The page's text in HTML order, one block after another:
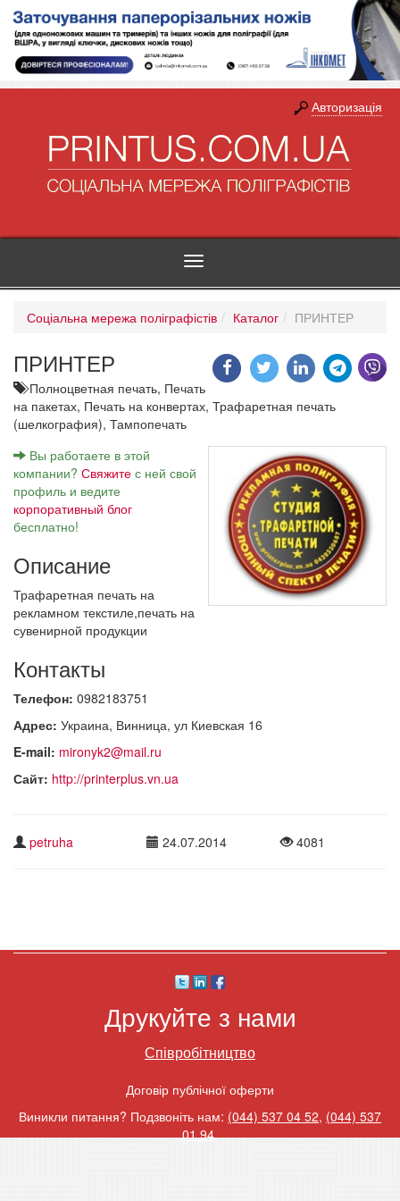
Авторизація
Toggle
Соціальна мережа поліграфістів Каталог ПРИНТЕР
ПРИНТЕР
Полноцветная печать, Печать
на пакетах, Печать на конвертах, Трафаретная печать
(шелкография), Тампопечать
Вы работаете в этой
компании? Свяжите с ней свой
профиль и ведите
корпоративный блог
бесплатно!
Описание
Трафаретная печать на
рекламном текстиле,печать на
сувенирной продукции
Контакты
Телефон: 0982183751
Адрес: Украина, Винница, ул Киевская 16
E-mail: mironyk2@mail.ru
Сайт: http://printerplus.vn.ua
petruha 24.07.2014 4081
Друкуйте з нами
Співробітництво
Договір публічної оферти
Виникли питання? Подзвоніть нам: (044) 537 04 52, (044) 537
01 94.